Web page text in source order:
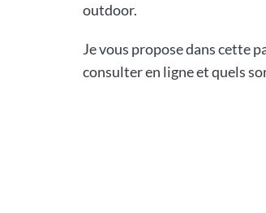
outdoor.
Je vous propose dans cette
consulter en ligne et quels